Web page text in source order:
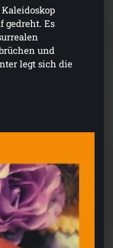
gedreht. Es
und
legt sich die